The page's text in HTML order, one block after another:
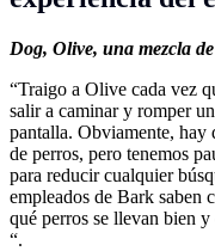
Dog, Olive, una mezcla
“Traigo a Olive cada vez
salir a caminar y romper
pantalla. Obviamente, hay
de perros, pero tenemos
para reducir cualquier
empleados de Bark saben
qué perros se llevan bien
“.